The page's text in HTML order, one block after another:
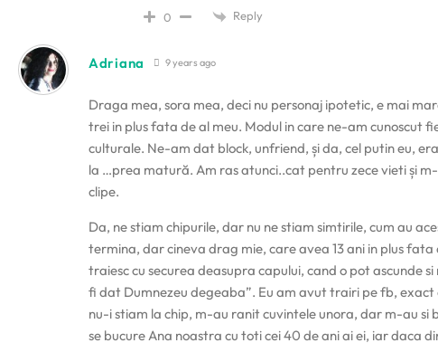
0 Reply
Adriana 9 years ago
Draga mea, sora mea, deci nu personaj ipotetic, e mai
trei in plus fata de al meu. Modul in care ne-am cunoscut
culturale. Ne-am dat block, unfriend, și da, cel putin eu,
la …prea matură. Am ras atunci..cat pentru zece vieti și
clipe.
Da, ne stiam chipurile, dar nu ne stiam simtirile, cum au
termina, dar cineva drag mie, care avea 13 ani in plus fata
traiesc cu securea deasupra capului, cand o pot ascunde
fi dat Dumnezeu degeaba”. Eu am avut trairi pe fb,
nu-i stiam la chip, m-au ranit cuvintele unora, dar m-au si
se bucure Ana noastra cu toti cei 40 de ani ai ei, iar daca